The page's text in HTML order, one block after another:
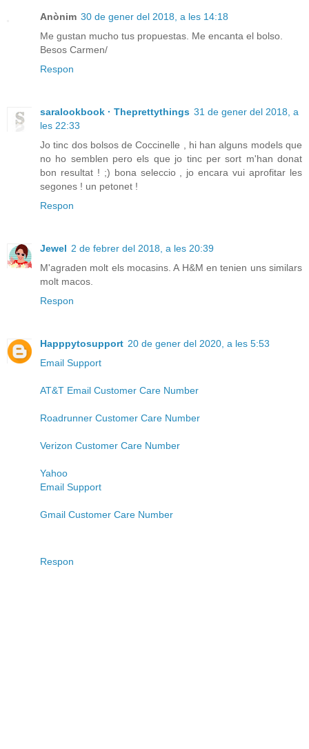
Anònim 30 de gener del 2018, a les 14:18
Me gustan mucho tus propuestas. Me encanta el bolso.
Besos Carmen/
Respon
saralookbook · Theprettythings 31 de gener del 2018, a
les 22:33
Jo tinc dos bolsos de Coccinelle , hi han alguns models que
no ho semblen pero els que jo tinc per sort m'han donat
bon resultat ! ;) bona seleccio , jo encara vui aprofitar les
segones ! un petonet !
Respon
Jewel 2 de febrer del 2018, a les 20:39
M'agraden molt els mocasins. A H&M en tenien uns similars
molt macos.
Respon
Happpytosupport 20 de gener del 2020, a les 5:53
Email Support
AT&T Email Customer Care Number
Roadrunner Customer Care Number
Verizon Customer Care Number
Yahoo
Email Support
Gmail Customer Care Number
Respon